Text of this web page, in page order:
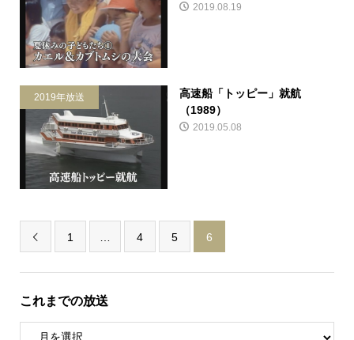
2019.08.19
2019年放送
高速船「トッピー」就航
（1989）
2019.05.08
 1 4 5 6
これまでの放送